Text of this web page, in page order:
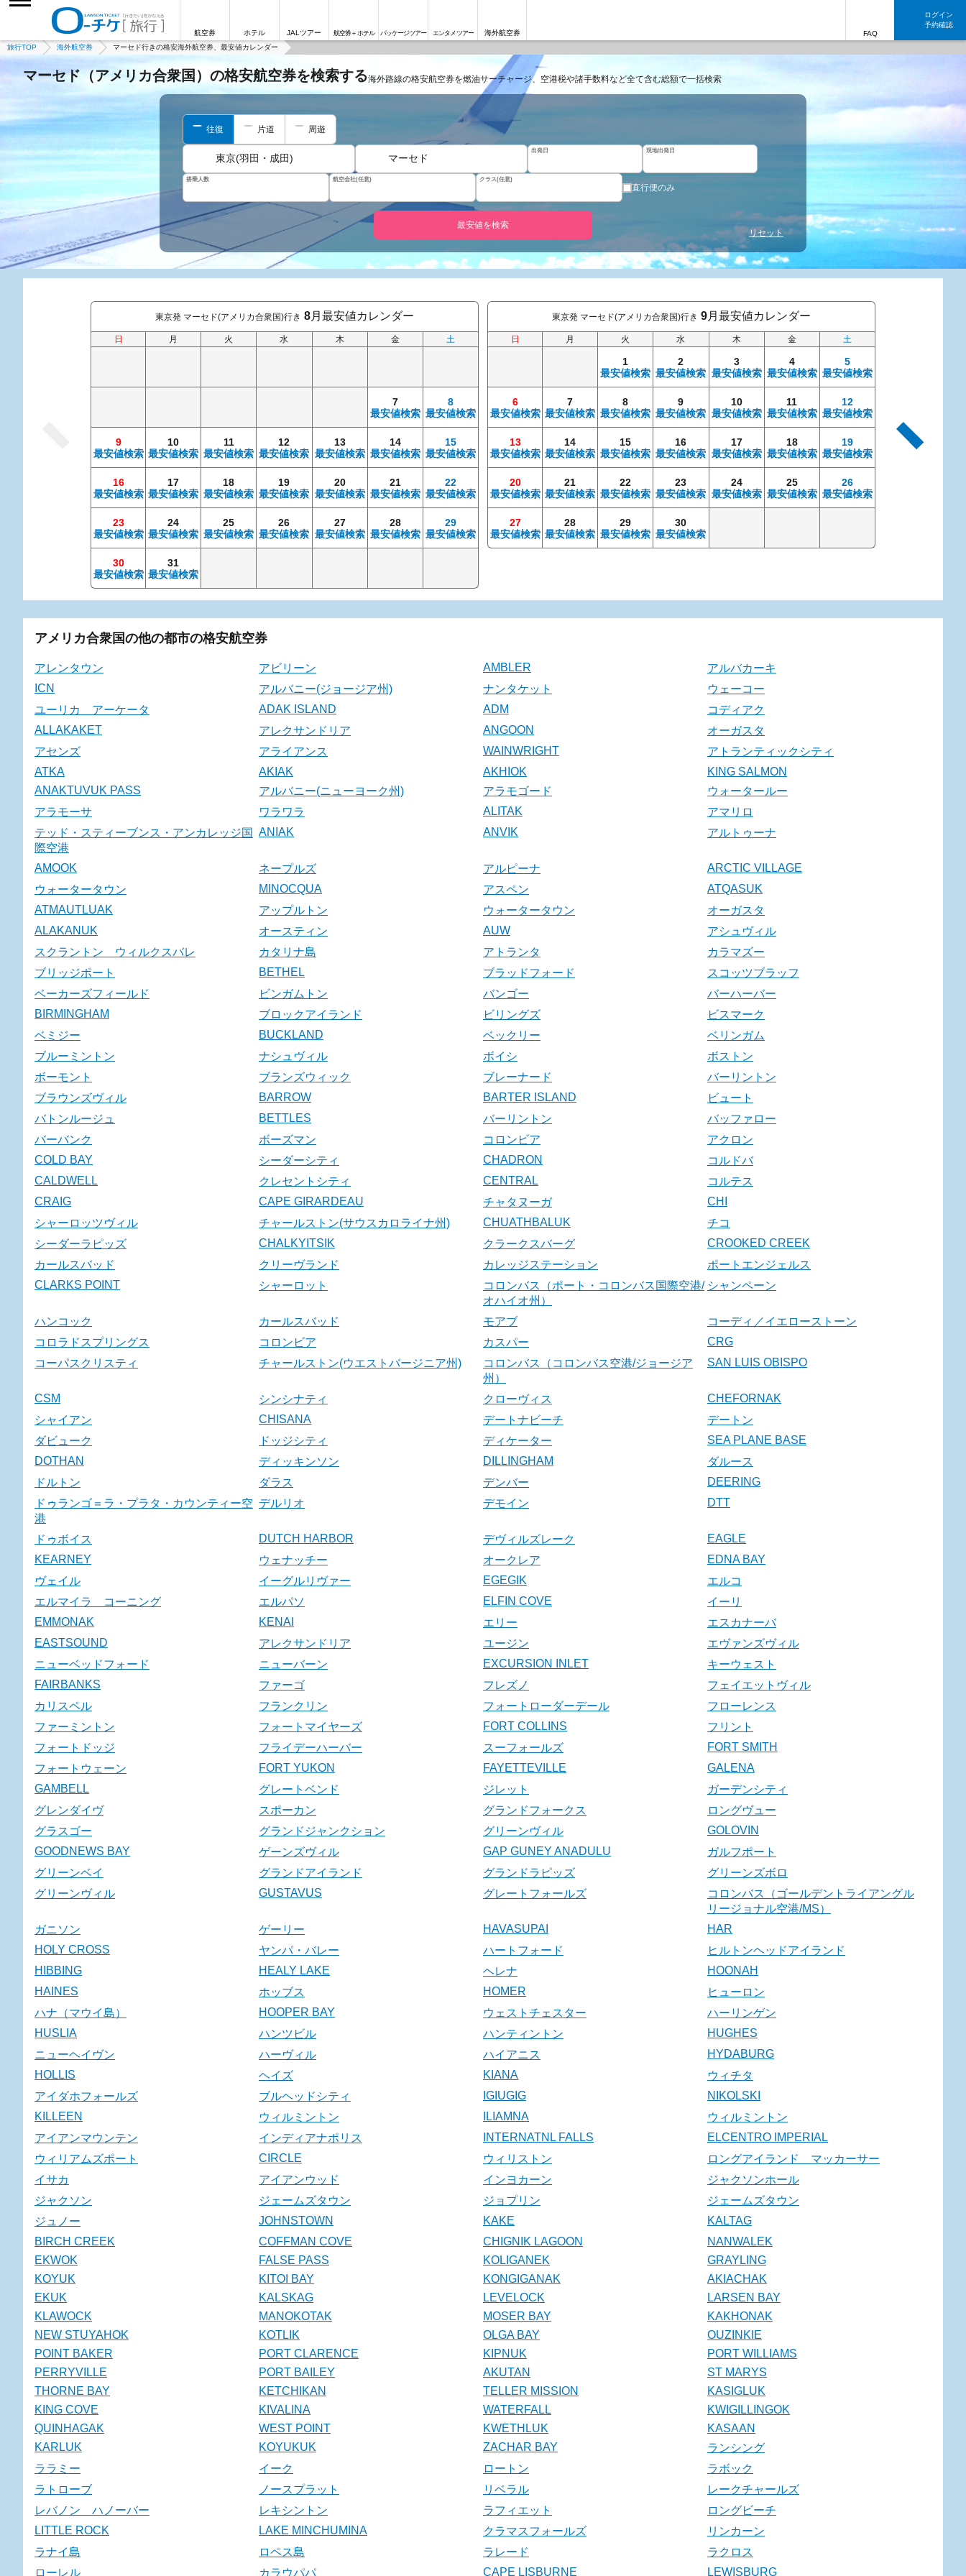
航空券 ホテル JALツアー 航空券＋ホテル パッケージツアー エンタメツアー 海外航空券 FAQ
ログイン
予約確認
旅行TOP 海外航空券 マーセド行きの格安海外航空券、最安値カレンダー
マーセド（アメリカ合衆国）の格安航空券を検索する海外路線の格安航空券を燃油サーチャージ、空港税や諸手数料など全て含む総額で一括検索
往復 片道 周遊
東京(羽田・成田) マーセド
出発日 現地出発日
搭乗人数 航空会社(任意) クラス(任意)
直行便のみ
最安値を検索
リセット
東京発 マーセド(アメリカ合衆国)行き 8月最安値カレンダー
日 月 火 水 木 金 土
7
最安値検索
8
最安値検索
9
最安値検索
10
最安値検索
11
最安値検索
12
最安値検索
13
最安値検索
14
最安値検索
15
最安値検索
16
最安値検索
17
最安値検索
18
最安値検索
19
最安値検索
20
最安値検索
21
最安値検索
22
最安値検索
23
最安値検索
24
最安値検索
25
最安値検索
26
最安値検索
27
最安値検索
28
最安値検索
29
最安値検索
30
最安値検索
31
最安値検索
東京発 マーセド(アメリカ合衆国)行き 9月最安値カレンダー
日 月 火 水 木 金 土
1
最安値検索
2
最安値検索
3
最安値検索
4
最安値検索
5
最安値検索
6
最安値検索
7
最安値検索
8
最安値検索
9
最安値検索
10
最安値検索
11
最安値検索
12
最安値検索
13
最安値検索
14
最安値検索
15
最安値検索
16
最安値検索
17
最安値検索
18
最安値検索
19
最安値検索
20
最安値検索
21
最安値検索
22
最安値検索
23
最安値検索
24
最安値検索
25
最安値検索
26
最安値検索
27
最安値検索
28
最安値検索
29
最安値検索
30
最安値検索
11
最安値検索
アメリカ合衆国の他の都市の格安航空券
アレンタウン アビリーン AMBLER
アルバカーキ
ICN
アルバニー(ジョージア州) ナンタケット
ウェーコー
ユーリカ アーケータ
ADAK ISLAND ADM
コディアク
ALLAKAKET
アレクサンドリア ANGOON
オーガスタ
アセンズ
アライアンス WAINWRIGHT
アトランティックシティ
ATKA
AKIAK AKHIOK
KING SALMON
ANAKTUVUK PASS
アルバニー(ニューヨーク州) アラモゴード
ウォータールー
アラモーサ
ワラワラ ALITAK
アマリロ
テッド・スティーブンス・アンカレッジ国
際空港
ANIAK ANVIK アルトゥーナ
AMOOK ネープルズ アルピーナ
ARCTIC VILLAGE
ウォータータウン
MINOCQUA アスペン
ATQASUK
ATMAUTLUAK
アップルトン ウォータータウン
オーガスタ
ALAKANUK
オースティン AUW
アシュヴィル
スクラントン ウィルクスバレ
カタリナ島 アトランタ
カラマズー
ブリッジポート
BETHEL ブラッドフォード
スコッツブラッフ
ベーカーズフィールド
ビンガムトン バンゴー
バーハーバー
BIRMINGHAM
ブロックアイランド ビリングズ
ビスマーク
ベミジー
BUCKLAND ベックリー
ベリンガム
ブルーミントン
ナシュヴィル ボイシ
ボストン
ボーモント
ブランズウィック ブレーナード
バーリントン
ブラウンズヴィル
BARROW BARTER ISLAND
ビュート
バトンルージュ
BETTLES バーリントン
バッファロー
バーバンク
ボーズマン コロンビア
アクロン
COLD BAY
シーダーシティ CHADRON
コルドバ
CALDWELL
クレセントシティ CENTRAL
コルテス
CRAIG
CAPE GIRARDEAU チャタヌーガ
CHI
シャーロッツヴィル
チャールストン(サウスカロライナ州) CHUATHBALUK
チコ
シーダーラピッズ
CHALKYITSIK クラークスバーグ
CROOKED CREEK
カールスバッド
クリーヴランド カレッジステーション
ポートエンジェルス
CLARKS POINT
シャーロット
コロンバス（ポート・コロンバス国際空港/
オハイオ州）
シャンペーン
ハンコック カールスバッド モアブ
コーディ／イエローストーン
コロラドスプリングス
コロンビア カスパー
CRG
コーパスクリスティ
チャールストン(ウエストバージニア州)
コロンバス（コロンバス空港/ジョージア
州）
SAN LUIS OBISPO
CSM シンシナティ クローヴィス
CHEFORNAK
シャイアン
CHISANA デートナビーチ
デートン
ダビューク
ドッジシティ ディケーター
SEA PLANE BASE
DOTHAN
ディッキンソン DILLINGHAM
ダルース
ドルトン
ダラス デンバー
DEERING
ドゥランゴ＝ラ・プラタ・カウンティー空
港
デルリオ デモイン DTT
ドゥボイス DUTCH HARBOR デヴィルズレーク
EAGLE
KEARNEY
ウェナッチー オークレア
EDNA BAY
ヴェイル
イーグルリヴァー EGEGIK
エルコ
エルマイラ コーニング
エルパソ ELFIN COVE
イーリ
EMMONAK
KENAI エリー
エスカナーバ
EASTSOUND
アレクサンドリア ユージン
エヴァンズヴィル
ニューベッドフォード
ニューバーン EXCURSION INLET
キーウェスト
FAIRBANKS
ファーゴ フレズノ
フェイエットヴィル
カリスペル
フランクリン フォートローダーデール
フローレンス
ファーミントン
フォートマイヤーズ FORT COLLINS
フリント
フォートドッジ
フライデーハーバー スーフォールズ
FORT SMITH
フォートウェーン
FORT YUKON FAYETTEVILLE
GALENA
GAMBELL
グレートベンド ジレット
ガーデンシティ
グレンダイヴ
スポーカン グランドフォークス
ロングヴュー
グラスゴー
グランドジャンクション グリーンヴィル
GOLOVIN
GOODNEWS BAY
ゲーンズヴィル GAP GUNEY ANADULU
ガルフポート
グリーンベイ
グランドアイランド グランドラピッズ
グリーンズボロ
グリーンヴィル
GUSTAVUS グレートフォールズ
コロンバス（ゴールデントライアングル
リージョナル空港/MS）
ガニソン
ゲーリー HAVASUPAI
HAR
HOLY CROSS
ヤンパ・バレー ハートフォード
ヒルトンヘッドアイランド
HIBBING
HEALY LAKE ヘレナ
HOONAH
HAINES
ホッブス HOMER
ヒューロン
ハナ（マウイ島）
HOOPER BAY ウェストチェスター
ハーリンゲン
HUSLIA
ハンツビル ハンティントン
HUGHES
ニューヘイヴン
ハーヴィル ハイアニス
HYDABURG
HOLLIS
ヘイズ KIANA
ウィチタ
アイダホフォールズ
ブルヘッドシティ IGIUGIG
NIKOLSKI
KILLEEN
ウィルミントン ILIAMNA
ウィルミントン
アイアンマウンテン
インディアナポリス INTERNATNL FALLS
ELCENTRO IMPERIAL
ウィリアムズポート
CIRCLE ウィリストン
ロングアイランド マッカーサー
イサカ
アイアンウッド インヨカーン
ジャクソンホール
ジャクソン
ジェームズタウン ジョプリン
ジェームズタウン
ジュノー
JOHNSTOWN KAKE
KALTAG
BIRCH CREEK
COFFMAN COVE CHIGNIK LAGOON
NANWALEK
EKWOK
FALSE PASS KOLIGANEK
GRAYLING
KOYUK
KITOI BAY KONGIGANAK
AKIACHAK
EKUK
KALSKAG LEVELOCK
LARSEN BAY
KLAWOCK
MANOKOTAK MOSER BAY
KAKHONAK
NEW STUYAHOK
KOTLIK OLGA BAY
OUZINKIE
POINT BAKER
PORT CLARENCE KIPNUK
PORT WILLIAMS
PERRYVILLE
PORT BAILEY AKUTAN
ST MARYS
THORNE BAY
KETCHIKAN TELLER MISSION
KASIGLUK
KING COVE
KIVALINA WATERFALL
KWIGILLINGOK
QUINHAGAK
WEST POINT KWETHLUK
KASAAN
KARLUK
KOYUKUK ZACHAR BAY
ランシング
ララミー
イーク ロートン
ラボック
ラトローブ
ノースプラット リベラル
レークチャールズ
レバノン ハノーバー
レキシントン ラフィエット
ロングビーチ
LITTLE ROCK
LAKE MINCHUMINA クラマスフォールズ
リンカーン
ラナイ島
ロペス島 ラレード
ラクロス
ローレル
カラウパパ CAPE LISBURNE LEWISBURG